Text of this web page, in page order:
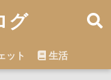
グ
ット 生活